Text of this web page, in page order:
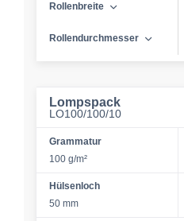
Rollenbreite
Rollendurchmesser
Lompspack
LO100/100/10
Grammatur
100 g/m²
Hülsenloch
50 mm